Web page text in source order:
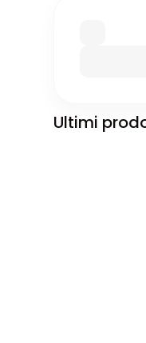
Ultimi